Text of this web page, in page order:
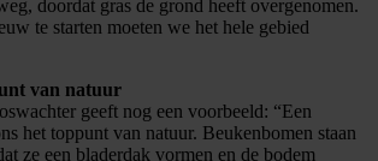
doordat gras de grond heeft overgenomen.
te starten moeten we het hele gebied
van natuur
geeft nog een voorbeeld: “Een
het toppunt van natuur. Beukenbomen staan
ze een bladerdak vormen en de bodem